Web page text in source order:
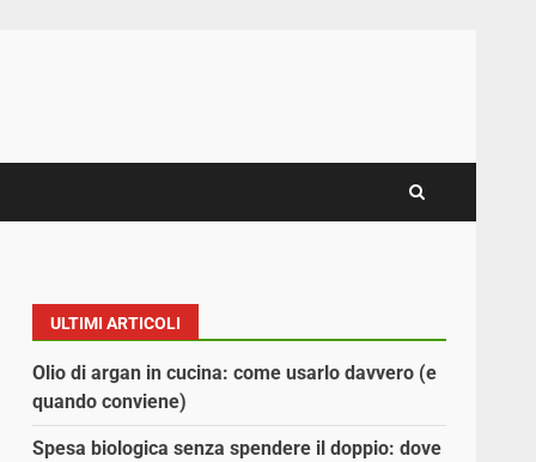
ULTIMI ARTICOLI
Olio di argan in cucina: come usarlo davvero (e
quando conviene)
Spesa biologica senza spendere il doppio: dove